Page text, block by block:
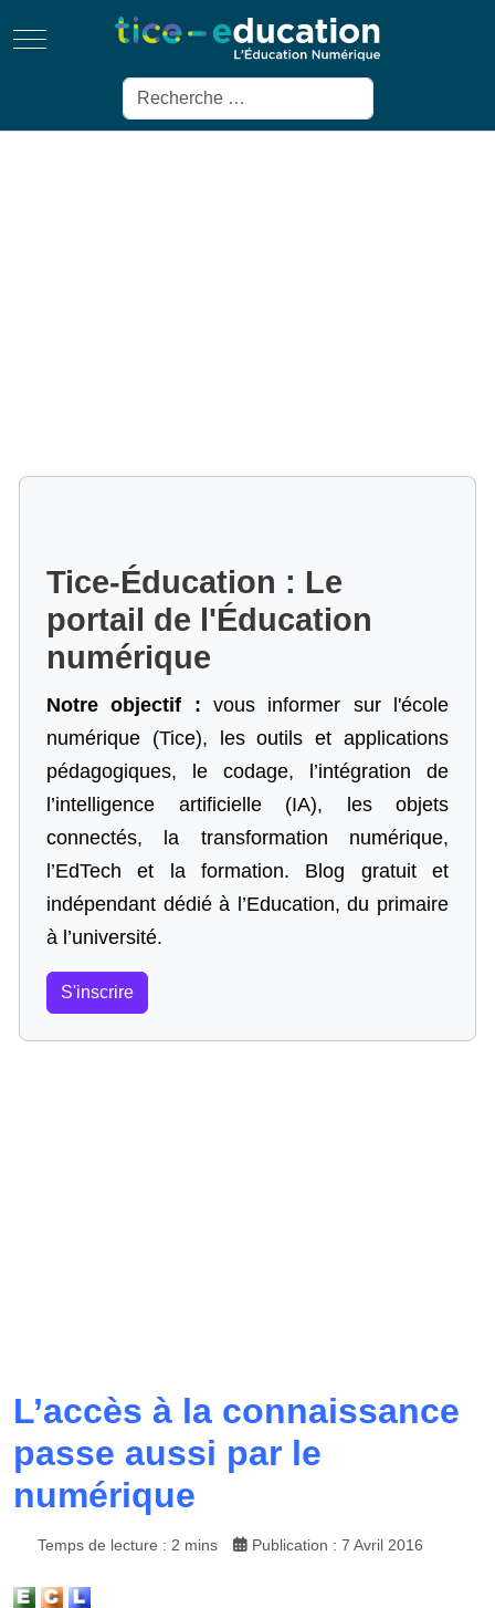
Mobile Menu Toggle
Rechercher
Tice-Éducation : Le
portail de l'Éducation
numérique
Notre objectif : vous informer sur l'école
numérique (Tice), les outils et applications
pédagogiques, le codage,
l’intégration de
l’intelligence artificielle (IA), les objets
connectés, la transformation numérique,
l’EdTech et la formation. Blog gratuit et
indépendant dédié à l’Education, du primaire
à l’université.
S'inscrire
L’accès à la connaissance
passe aussi par le
numérique
Temps de lecture : 2 mins Publication : 7 Avril 2016